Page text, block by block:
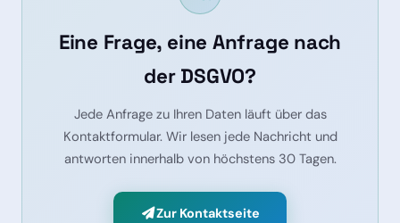
Eine Frage, eine Anfrage nach
der DSGVO?
Jede Anfrage zu Ihren Daten läuft über das
Kontaktformular. Wir lesen jede Nachricht und
antworten innerhalb von höchstens 30 Tagen.
Zur Kontaktseite